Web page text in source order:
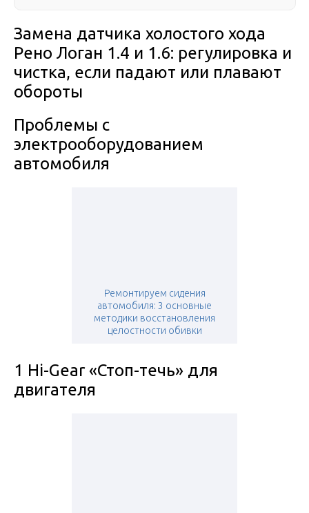
Замена датчика холостого хода
Рено Логан 1.4 и 1.6: регулировка и
чистка, если падают или плавают
обороты
Проблемы с
электрооборудованием
автомобиля
Ремонтируем сидения
автомобиля: 3 основные
методики восстановления
целостности обивки
1 Hi-Gear «Стоп-течь» для
двигателя